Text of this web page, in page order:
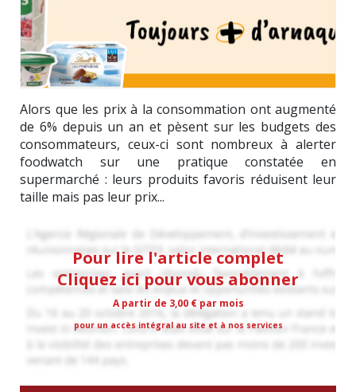
Alors que les prix à la consommation ont augmenté
de 6% depuis un an et pèsent sur les budgets des
consommateurs, ceux-ci sont nombreux à alerter
foodwatch sur une pratique constatée en
supermarché : leurs produits favoris réduisent leur
taille mais pas leur prix...
Pour lire l'article complet
Cliquez ici pour vous abonner
A partir de 3,00 € par mois
pour un accès intégral au site et à nos services